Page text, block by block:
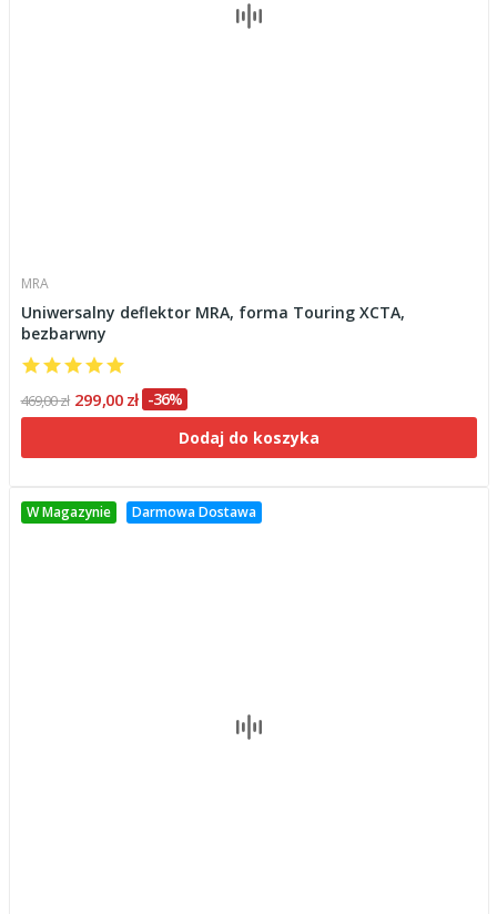
MRA
Uniwersalny deflektor MRA, forma Touring XCTA,
bezbarwny
469,00 zł 299,00 zł -36%
Dodaj do koszyka
W Magazynie Darmowa Dostawa